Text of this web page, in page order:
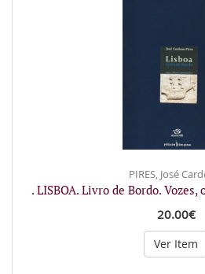
PIRES, José
. LISBOA. Livro de Bordo.
20.00€
Ver Item